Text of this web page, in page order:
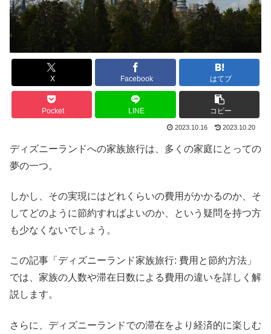
X Facebook はてブ
Pocket LINE コピー
2023.10.16 2023.10.20
ディズニーランドへの家族旅行は、多くの家庭にとっての
夢の一つ。
しかし、その実現にはどれくらいの費用がかかるのか、そ
してどのように節約すればよいのか、という疑問を持つ方
も少なくないでしょう。
この記事「ディズニーランド家族旅行: 費用と節約方法」
では、家族の人数や滞在日数による費用の違いを詳しく解
説します。
さらに、ディズニーランドでの滞在をより経済的に楽しむ